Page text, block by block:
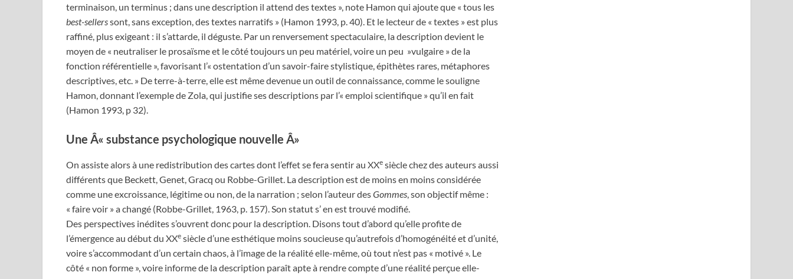
terminaison, un terminus ; dans une description il attend des textes », note Hamon qui ajoute que « tous les
best-sellerssont, sans exception, des textes narratifs » (Hamon 1993, p. 40). Et le lecteur de « textes » est plus
raffiné, plus exigeant : il s’attarde, il déguste. Par un renversement spectaculaire, la description devient le
moyen de « neutraliser le prosaïsme et le côté toujours un peu matériel, voire un peu »vulgaire » de la
fonction référentielle », favorisant l’« ostentation d’un savoir-faire stylistique, épithètes rares, métaphores
descriptives, etc. » De terre-à-terre, elle est même devenue un outil de connaissance, comme le souligne
Hamon, donnant l’exemple de Zola, qui justifie ses descriptions par l’« emploi scientifique » qu’il en fait
(Hamon 1993, p 32).
Une Â« substance psychologique nouvelle Â»
On assiste alors à une redistribution des cartes dont l’effet se fera sentir au XXe siècle chez des auteurs aussi
différents que Beckett, Genet, Gracq ou Robbe-Grillet. La description est de moins en moins considérée
comme une excroissance, légitime ou non, de la narration ; selon l’auteur desGommes , son objectif même :
« faire voir » a changé (Robbe-Grillet, 1963, p. 157). Son statut s’ en est trouvé modifié.
Des perspectives inédites s’ouvrent donc pour la description. Disons tout d’abord qu’elle profite de
l’émergence au début du XXe siècle d’une esthétique moins soucieuse qu’autrefois d’homogénéité et d’unité,
voire s’accommodant d’un certain chaos, à l’image de la réalité elle-même, où tout n’est pas « motivé ». Le
côté « non forme », voire informe de la description paraît apte à rendre compte d’une réalité perçue elle-